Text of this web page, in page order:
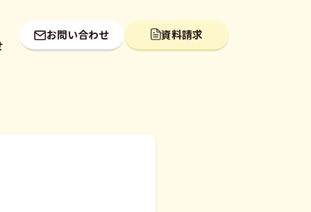
お問い合わせ 資料請求